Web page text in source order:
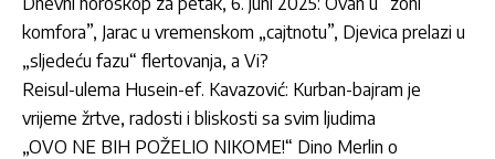
komfora”, Jarac u vremenskom „cajtnotu”, Djevica prelazi u
„sljedeću fazu“ flertovanja, a Vi?
Reisul-ulema Husein-ef. Kavazović: Kurban-bajram je
vrijeme žrtve, radosti i bliskosti sa svim ljudima
„OVO NE BIH POŽELIO NIKOME!“ Dino Merlin o